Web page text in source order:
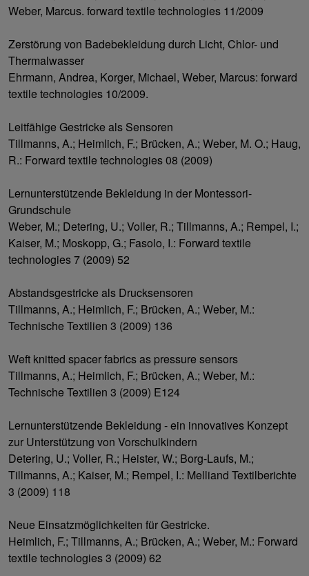
Weber, Marcus. forward textile technologies 11/2009
Zerstörung von Badebekleidung durch Licht, Chlor- und
Thermalwasser
Ehrmann, Andrea, Korger, Michael, Weber, Marcus: forward
textile technologies 10/2009.
Leitfähige Gestricke als Sensoren
Tillmanns, A.; Heimlich, F.; Brücken, A.; Weber, M. O.; Haug,
R.: Forward textile technologies 08 (2009)
Lernunterstützende Bekleidung in der Montessori-
Grundschule
Weber, M.; Detering, U.; Voller, R.; Tillmanns, A.; Rempel, I.;
Kaiser, M.; Moskopp, G.; Fasolo, I.: Forward textile
technologies 7 (2009) 52
Abstandsgestricke als Drucksensoren
Tillmanns, A.; Heimlich, F.; Brücken, A.; Weber, M.:
Technische Textilien 3 (2009) 136
Weft knitted spacer fabrics as pressure sensors
Tillmanns, A.; Heimlich, F.; Brücken, A.; Weber, M.:
Technische Textilien 3 (2009) E124
Lernunterstützende Bekleidung - ein innovatives Konzept
zur Unterstützung von Vorschulkindern
Detering, U.; Voller, R.; Heister, W.; Borg-Laufs, M.;
Tillmanns, A.; Kaiser, M.; Rempel, I.: Melliand Textilberichte
3 (2009) 118
Neue Einsatzmöglichkeiten für Gestricke.
Heimlich, F.; Tillmanns, A.; Brücken, A.; Weber, M.: Forward
textile technologies 3 (2009) 62